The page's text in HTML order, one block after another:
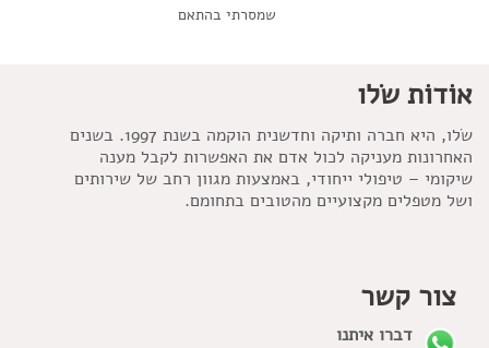
שמסרתי בהתאם
אוֹדוֹת שׂלו
שׂלו, היא חברה ותיקה וחדשנית הוקמה בשנת 1997. בשנים
האחרונות מעניקה לכול אדם את האפשרות לקבל מענה
שיקומי – טיפולי ייחודי, באמצעות מגוון רחב של שירותים
ושל מטפלים מקצועיים מהטובים בתחומם.
צור קשר
דברו איתנו